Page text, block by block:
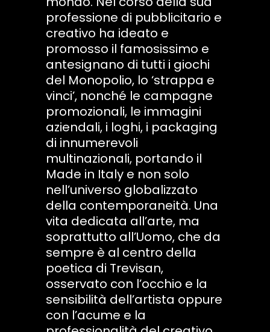
professione di pubblicitario e
creativo ha ideato e
promosso il famosissimo e
antesignano di tutti i giochi
del Monopolio, lo ‘strappa e
vinci’, nonché le campagne
promozionali, le immagini
aziendali, i loghi, i packaging
di innumerevoli
multinazionali, portando il
Made in Italy e non solo
nell’universo globalizzato
della contemporaneità. Una
vita dedicata all’arte, ma
soprattutto all’Uomo, che da
sempre è al centro della
poetica di Trevisan,
osservato con l’occhio e la
sensibilità dell’artista oppure
con l’acume e la